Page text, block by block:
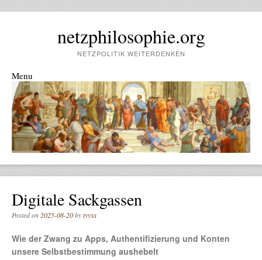
netzphilosophie.org
NETZPOLITIK WEITERDENKEN
Menu
Skip to content
Digitale Sackgassen
Posted on2025-08-20bytyyxx
Wie der Zwang zu Apps, Authentifizierung und Konten
unsere Selbstbestimmung aushebelt